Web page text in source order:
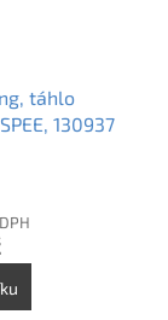
táhlo
130937